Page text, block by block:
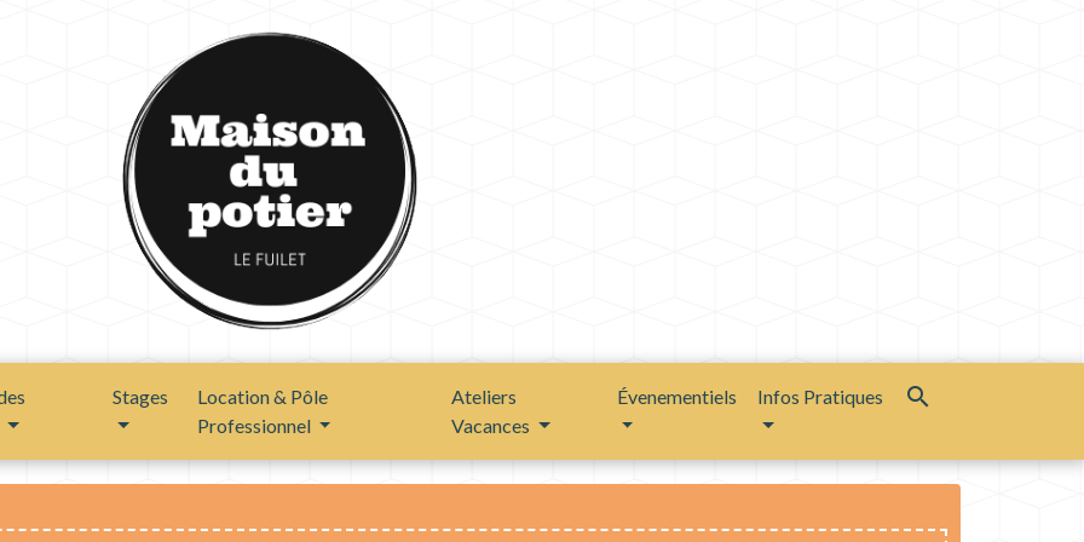
Stages
Location & Pôle
Professionnel
Ateliers
Vacances
Évenementiels Infos Pratiques search